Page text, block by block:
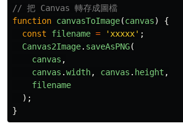
// 把 Canvas 轉存成圖檔
function canvasToImage(canvas)
{
const
filename = ' xxxxx' ;
Canvas2Image. saveAsPNG(
canvas ,
canvas .width, canvas . height ,
filename
);
}